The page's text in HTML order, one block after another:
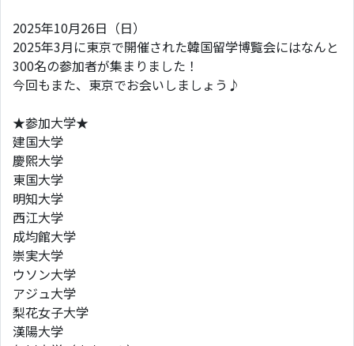
2025年10月26日（日）
2025年3月に東京で開催された韓国留学博覧会にはなんと
300名の参加者が集まりました！
今回もまた、東京でお会いしましょう♪
★参加大学★
建国大学
慶煕大学
東国大学
明知大学
西江大学
成均館大学
崇実大学
ウソン大学
アジュ大学
梨花女子大学
漢陽大学